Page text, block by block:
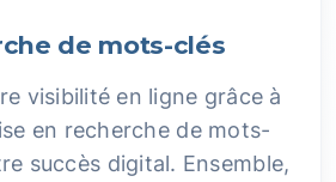
de mots-clés
visibilité en ligne grâce à
en recherche de mots-
succès digital. Ensemble,